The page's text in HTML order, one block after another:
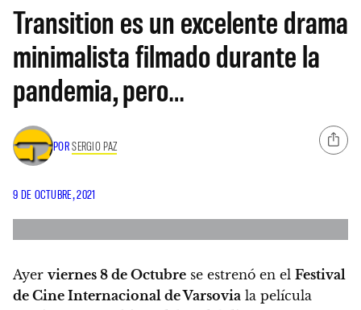
Transition es un excelente drama
minimalista filmado durante la
pandemia, pero…
PORSERGIO PAZ
9 DE OCTUBRE, 2021
Ayer viernes 8 de Octubre se estrenó en el Festival
de Cine Internacional de Varsovia la película